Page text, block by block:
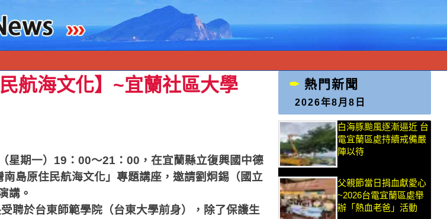
航海文化】~宜蘭社區大學
星期一） 19 ： 00～21 ： 00 ，在宜蘭縣立復興國中德
島原住民航海文化」專題講座，邀請劉炯錫（國立
講。
聘於台東師範學院（台東大學前身），除了保護生
熱門新聞
2026年8月8日
白海豚颱風逐漸逼近 台
電宜蘭區處持續戒備嚴
陣以待
父親節當日捐血獻愛心
~2026台電宜蘭區處舉
辦「熱血老爸」活動